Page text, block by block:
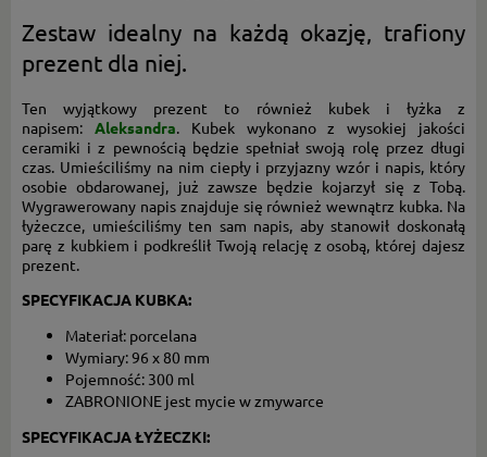
Zestaw idealny na każdą okazję, trafiony
prezent dla niej.
Ten wyjątkowy prezent to również kubek i łyżka z
napisem: Aleksandra. Kubek wykonano z wysokiej jakości
ceramiki i z pewnością będzie spełniał swoją rolę przez długi
czas. Umieściliśmy na nim ciepły i przyjazny wzór i napis, który
osobie obdarowanej, już zawsze będzie kojarzył się z Tobą.
Wygrawerowany napis znajduje się również wewnątrz kubka. Na
łyżeczce, umieściliśmy ten sam napis, aby stanowił doskonałą
parę z kubkiem i podkreślił Twoją relację z osobą, której dajesz
prezent.
SPECYFIKACJA KUBKA:
Materiał: porcelana
Wymiary: 96 x 80 mm
Pojemność: 300 ml
ZABRONIONE jest mycie w zmywarce
SPECYFIKACJA ŁYŻECZKI: